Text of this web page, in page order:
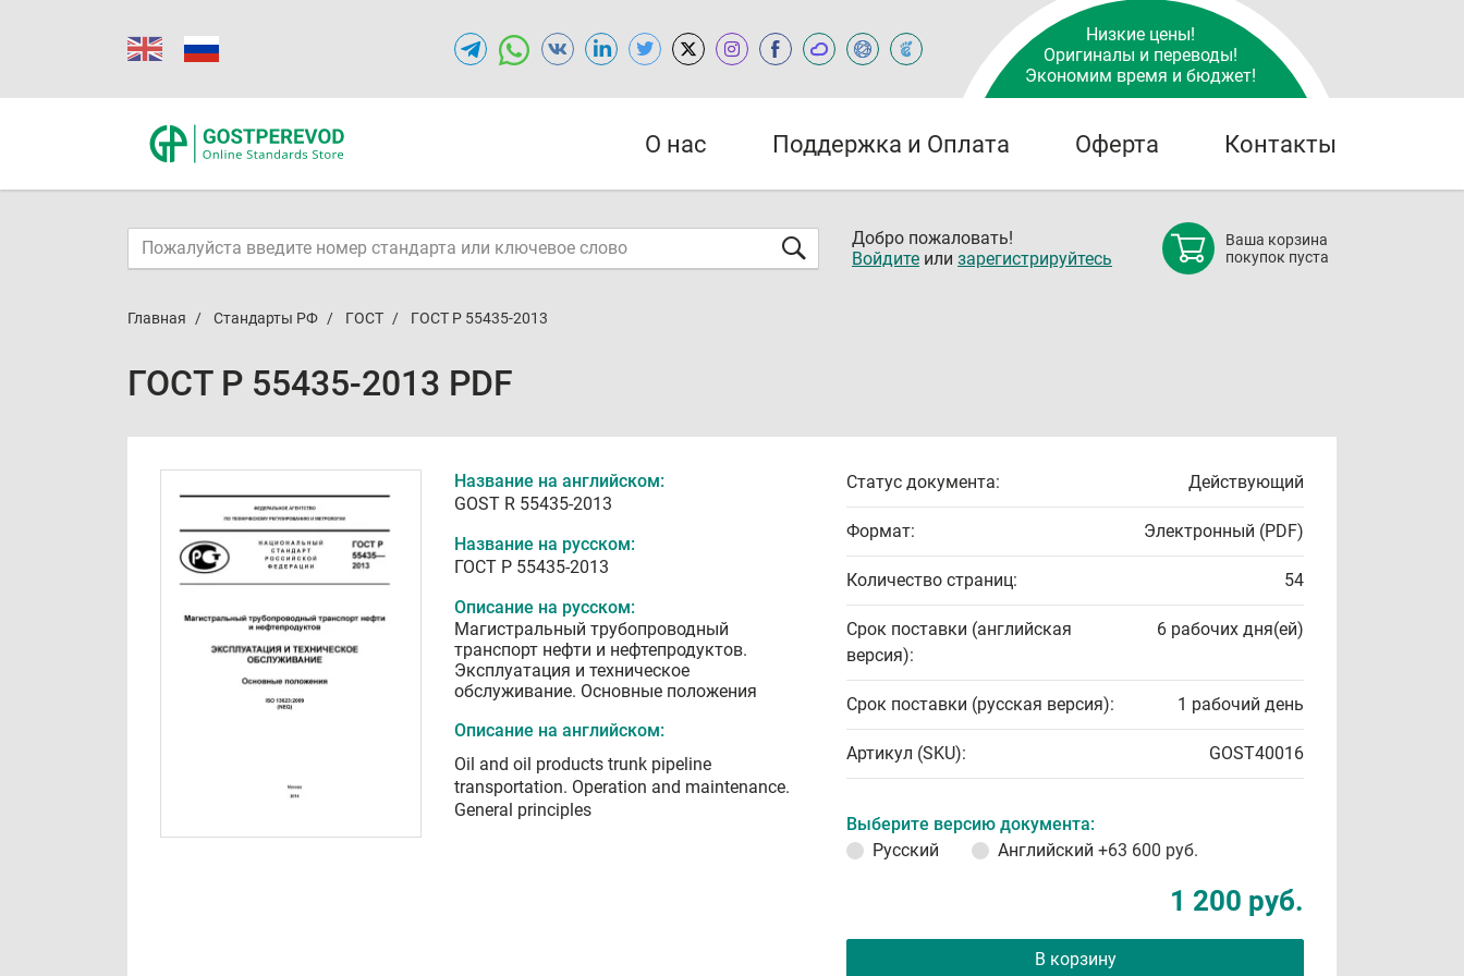
Низкие цены!
Оригиналы и переводы!
Экономим время и бюджет!
О нас Поддержка и Оплата Оферта Контакты
Добро пожаловать!
Войдите или зарегистрируйтесь
Ваша корзина
покупок пуста
Главная Стандарты РФ ГОСТ ГОСТ Р 55435-2013
ГОСТ Р 55435-2013 PDF
Название на английском:
GOST R 55435-2013
Название на русском:
ГОСТ Р 55435-2013
Описание на русском:
Магистральный трубопроводный
транспорт нефти и нефтепродуктов.
Эксплуатация и техническое
обслуживание. Основные положения
Описание на английском:
Oil and oil products trunk pipeline
transportation. Operation and maintenance.
General principles
Статус документа: Действующий
Формат: Электронный (PDF)
Количество страниц: 54
Срок поставки (английская
версия):
6 рабочих дня(ей)
Срок поставки (русская версия): 1 рабочий день
Артикул (SKU): GOST40016
Выберите версию документа:
Русский
Английский +63 600 руб.
1 200 руб.
В корзину